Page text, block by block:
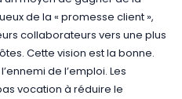
de la « promesse client »,
collaborateurs vers une plus
Cette vision est la bonne.
de l’emploi. Les
vocation à réduire le